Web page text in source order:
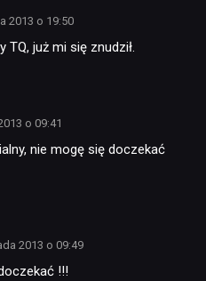
2013 o 19:50
TQ, już mi się znudził.
o 09:41
nie mogę się doczekać
2013 o 09:49
!!!